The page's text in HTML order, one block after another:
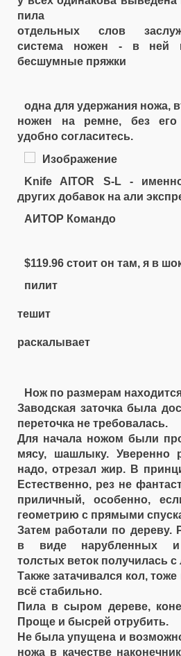
пила
отдельных слов
система ножен - в ней
бесшумные пряжки
одна для удержания ножа,
ножен на ремне, без его
удобно согласитесь.
Knife AITOR S-L -
других добавок на али
АИТОР Командо
$119.96 стоит он там, я в
пилит
тешит
раскалывает
Нож по размерам
Заводская заточка была
переточка не требовалась.
Для начала ножом были
мясу, шашлыку. Уверенно
надо, отрезал жир. В
Естественно, рез не
приличный, особенно,
геометрию с прямыми
Затем работали по дереву.
в виде нарубленных и
толстых веток получилась с
Также затачивался кол,
всё стабильно.
Пила в сыром дереве,
Проще и бысрей отрубить.
Не была упущена и
ножа в качестве